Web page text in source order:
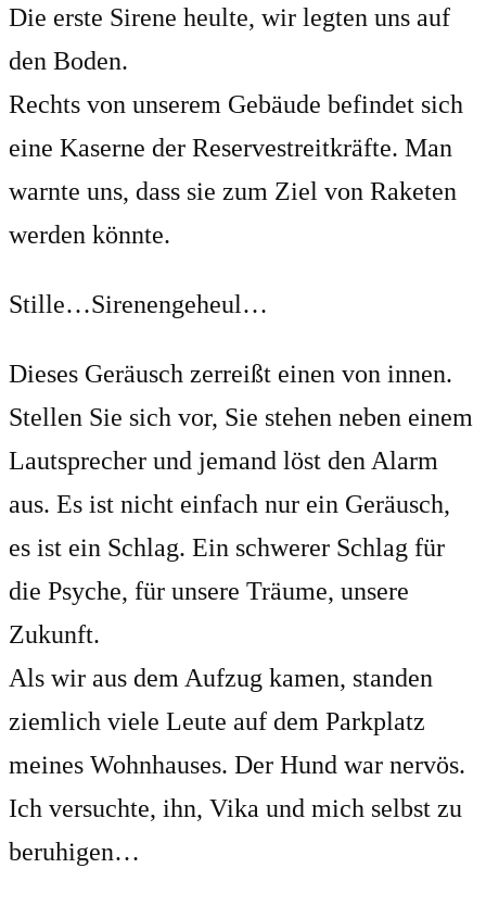
Die erste Sirene heulte, wir legten uns auf
den Boden.
Rechts von unserem Gebäude befindet sich
eine Kaserne der Reservestreitkräfte. Man
warnte uns, dass sie zum Ziel von Raketen
werden könnte.
Stille…Sirenengeheul…
Dieses Geräusch zerreißt einen von innen.
Stellen Sie sich vor, Sie stehen neben einem
Lautsprecher und jemand löst den Alarm
aus. Es ist nicht einfach nur ein Geräusch,
es ist ein Schlag. Ein schwerer Schlag für
die Psyche, für unsere Träume, unsere
Zukunft.
Als wir aus dem Aufzug kamen, standen
ziemlich viele Leute auf dem Parkplatz
meines Wohnhauses. Der Hund war nervös.
Ich versuchte, ihn, Vika und mich selbst zu
beruhigen…